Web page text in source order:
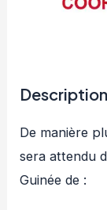
De manière
sera attendu
Guinée de :